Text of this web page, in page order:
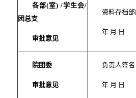
各部(室) /学生会/
团总支
审批意见
资料存档部
年 月 日
院团委
审批意见
负责人签名
年 月 日